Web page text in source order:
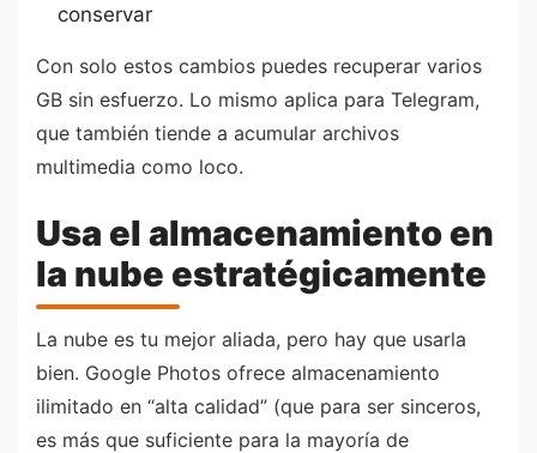
conservar
Con solo estos cambios puedes recuperar varios
GB sin esfuerzo. Lo mismo aplica para Telegram,
que también tiende a acumular archivos
multimedia como loco.
Usa el almacenamiento en
la nube estratégicamente
La nube es tu mejor aliada, pero hay que usarla
bien. Google Photos ofrece almacenamiento
ilimitado en “alta calidad” (que para ser sinceros,
es más que suficiente para la mayoría de